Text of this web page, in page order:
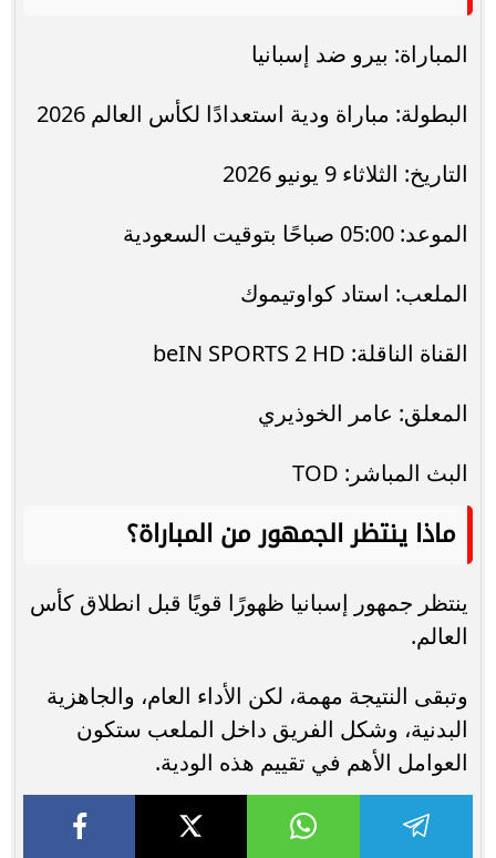
المباراة: بيرو ضد إسبانيا
البطولة: مباراة ودية استعدادًا لكأس العالم 2026
التاريخ: الثلاثاء 9 يونيو 2026
الموعد: 05:00 صباحًا بتوقيت السعودية
الملعب: استاد كواوتيموك
القناة الناقلة: beIN SPORTS 2 HD
المعلق: عامر الخوذيري
البث المباشر: TOD
ماذا ينتظر الجمهور من المباراة؟
ينتظر جمهور إسبانيا ظهورًا قويًا قبل انطلاق كأس
العالم.
وتبقى النتيجة مهمة، لكن الأداء العام، والجاهزية
البدنية، وشكل الفريق داخل الملعب ستكون
العوامل الأهم في تقييم هذه الودية.